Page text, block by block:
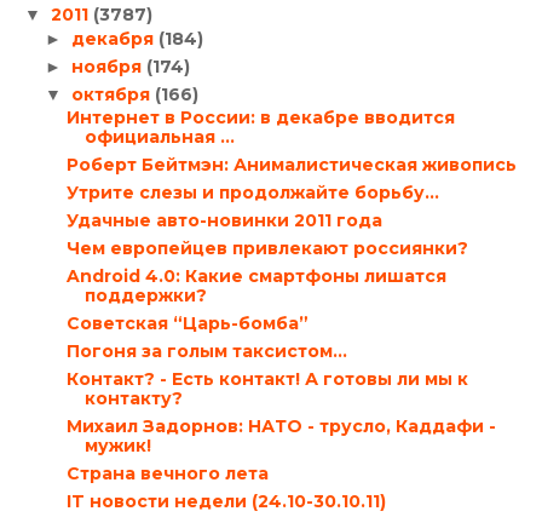
▼ 2011 (3787)
► декабря (184)
► ноября (174)
▼ октября (166)
Интернет в России: в декабре вводится
официальная ...
Роберт Бейтмэн: Анималистическая живопись
Утрите слезы и продолжайте борьбу…
Удачные авто-новинки 2011 года
Чем европейцев привлекают россиянки?
Android 4.0: Какие смартфоны лишатся
поддержки?
Советская “Царь-бомба”
Погоня за голым таксистом…
Контакт? - Есть контакт! А готовы ли мы к
контакту?
Михаил Задорнов: НАТО - трусло, Каддафи -
мужик!
Страна вечного лета
IT новости недели (24.10-30.10.11)